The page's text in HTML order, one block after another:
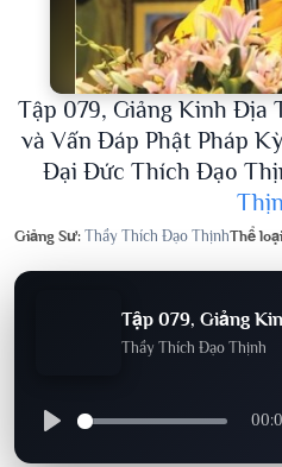
Tập 079, Giảng Kinh Địa
và Vấn Đáp Phật Pháp
Đại Đức Thích Đạo
Giảng Sư: Thầy Thích Đạo ThịnhThể
Thầy Thích Đạo Thịnh